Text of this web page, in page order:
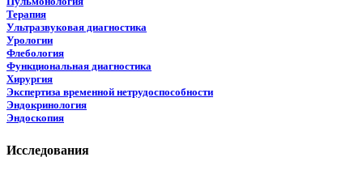
Терапия
Ультразвуковая диагностика
Урологии
Флебология
Функциональная диагностика
Хирургия
Экспертиза временной нетрудоспособности
Эндокринология
Эндоскопия
Исследования